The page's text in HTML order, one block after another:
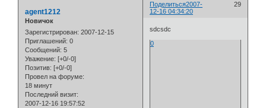
Поделиться 29
2007-
12-16 04:34:20
agent1212
Новичок
Зарегистрирован: 2007-12-15
Приглашений: 0
Сообщений: 5
Уважение: [+0/-0]
Позитив: [+0/-0]
Провел на форуме:
18 минут
Последний визит:
2007-12-16 19:57:52
sdcsdc
0